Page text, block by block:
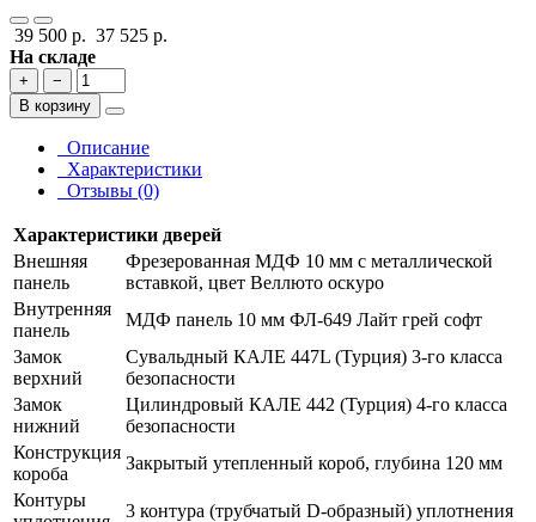
39 500 р. 37 525 р.
На складе
+
−
В корзину
Описание
Характеристики
Отзывы (0)
Характеристики дверей
Внешняя
панель
Фрезерованная МДФ 10 мм с металлической
вставкой, цвет Веллюто оскуро
Внутренняя
панель
МДФ панель 10 мм ФЛ-649 Лайт грей софт
Замок
верхний
Сувальдный КАЛЕ 447L (Турция) 3-го класса
безопасности
Замок
нижний
Цилиндровый КАЛЕ 442 (Турция) 4-го класса
безопасности
Конструкция
короба
Закрытый утепленный короб, глубина 120 мм
Контуры
3 контура (трубчатый D-образный) уплотнения